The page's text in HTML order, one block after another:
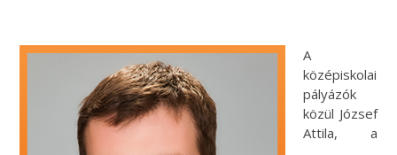
A
középiskolai
pályázók
közül József
Attila, a